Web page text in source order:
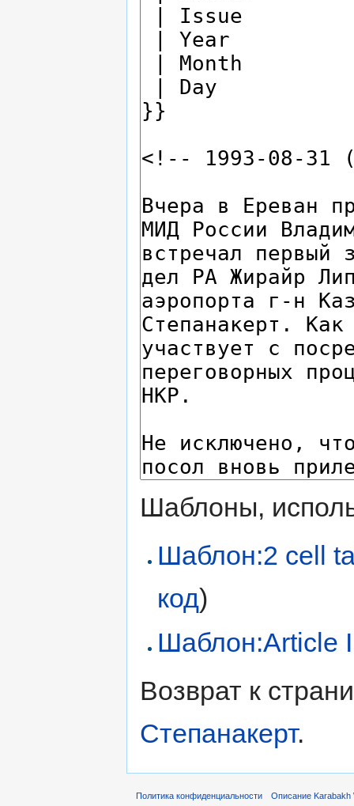
Шаблоны,
Шаблон:2 cell
код)
Шаблон:Article
Возврат к
Степанакерт.
Политика конфиденциальности Описание Karabakh